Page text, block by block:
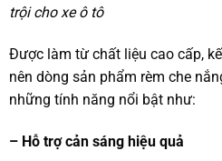
trội cho xe ô tô
Được làm từ chất liệu cao cấp,
nên dòng sản phẩm rèm che
những tính năng nổi bật như:
– Hỗ trợ cản sáng hiệu quả